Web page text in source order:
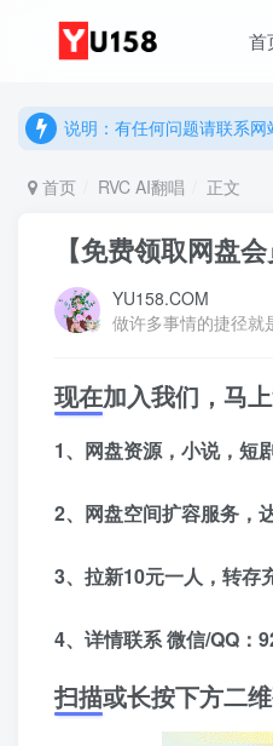
首
提示：网站登录及下载问题
提示：网站登录及下载问题
首页 RVC AI翻唱 正文
【免费领取网盘
YU158.COM
做许多事情的捷径就
现在加入我们，马
1、网盘资源，小说，短
2、网盘空间扩容服务，
3、拉新10元一人，转存
4、详情联系 微信/QQ：
扫描或长按下方二